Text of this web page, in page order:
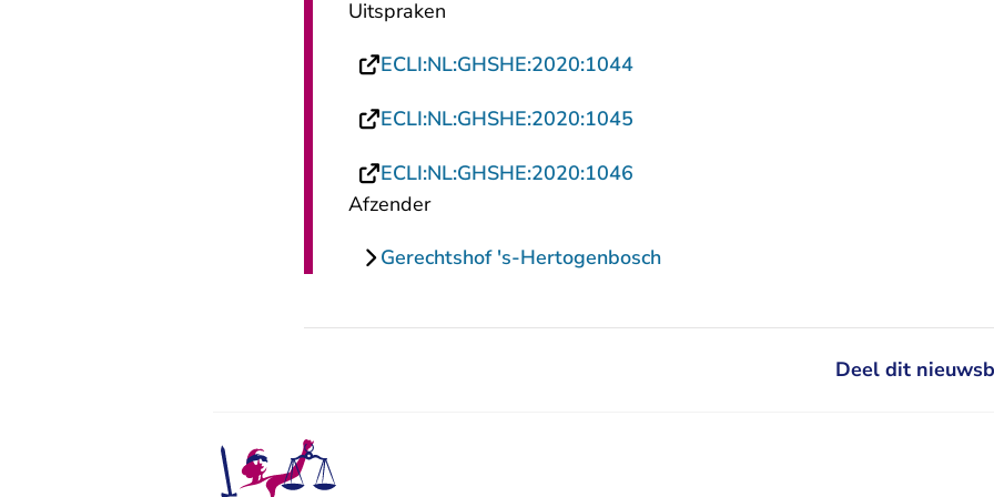
Uitspraken
ECLI:NL:GHSHE:2020:1044- U verlaat Rechtspraak.nl
ECLI:NL:GHSHE:2020:1045
ECLI:NL:GHSHE:2020:1046
Afzender
Gerechtshof 's-Hertogenbosch
Deel dit